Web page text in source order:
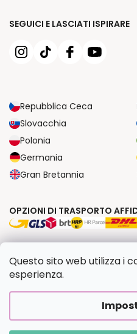
Questo sito web utilizza i
esperienza.
SEGUICI E LASCIATI ISPIRARE
Repubblica Ceca
Slovacchia
Polonia
Germania
Gran Bretannia
OPZIONI DI TRASPORTO
Creato da Shoptet
Copyright 2026